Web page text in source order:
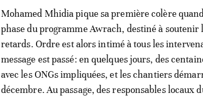
Mohamed Mhidia pique sa première colère
phase du programme Awrach, destiné à soutenir
retards. Ordre est alors intimé à tous les
message est passé: en quelques jours, des
avec les ONGs impliquées, et les chantiers
décembre. Au passage, des responsables locaux